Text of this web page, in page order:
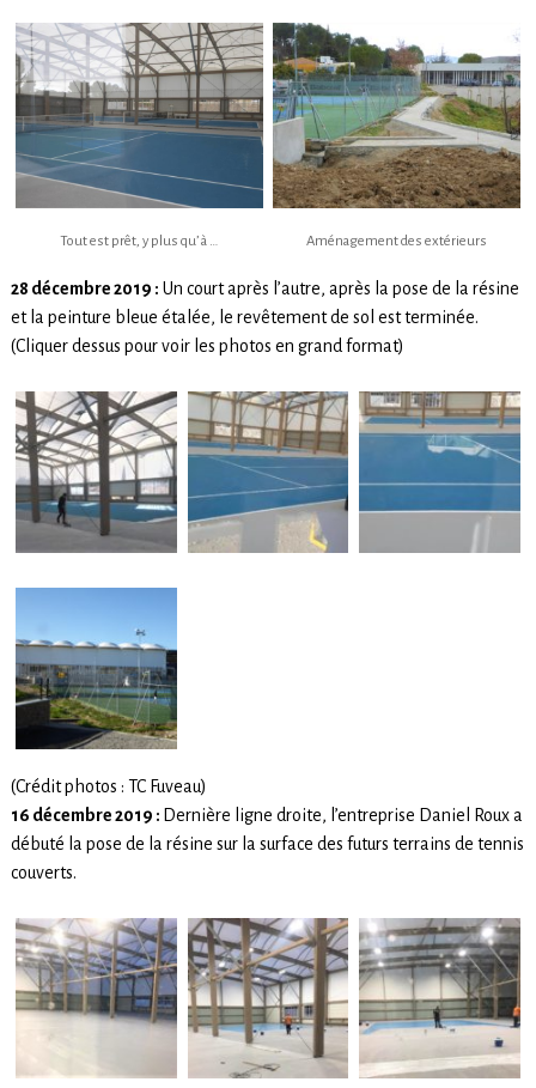
Tout est prêt, y plus qu’ à … Aménagement des extérieurs
28 décembre 2019 : Un court après l’autre, après la pose de la résine
et la peinture bleue étalée, le revêtement de sol est terminée.
(Cliquer dessus pour voir les photos en grand format)
(Crédit photos : TC Fuveau)
16 décembre 2019 : Dernière ligne droite, l’entreprise Daniel Roux a
débuté la pose de la résine sur la surface des futurs terrains de tennis
couverts.